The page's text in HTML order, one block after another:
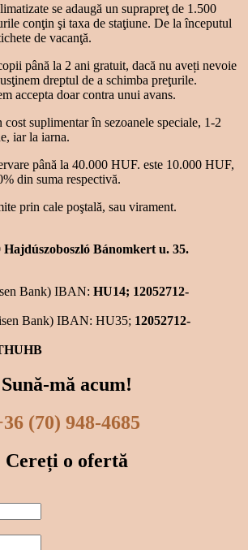
se adaugă un suprapreţ de 1.500
conţin şi taxa de staţiune. De la începutul
de vacanţă.
până la 2 ani gratuit, dacă nu aveți nevoie
dreptul de a schimba preţurile.
accepta doar contra unui avans.
cost suplimentar în sezoanele speciale, 1-2
iar la iarna.
până la 40.000 HUF. este 10.000 HUF,
din suma respectivă.
prin cale poştală, sau virament.
Hajdúszoboszló Bánomkert u. 35.
Bank) IBAN: HU14; 12052712-
Bank) IBAN: HU35; 12052712-
Sună-mă acum!
(70) 948-4685
Cereți o ofertă